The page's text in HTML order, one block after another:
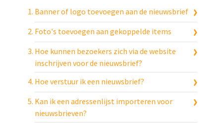
Banner of logo toevoegen aan de nieuwsbrief
Foto's toevoegen aan gekoppelde items
Hoe kunnen bezoekers zich via de website
inschrijven voor de nieuwsbrief?
Hoe verstuur ik een nieuwsbrief?
Kan ik een adressenlijst importeren voor
nieuwsbrieven?